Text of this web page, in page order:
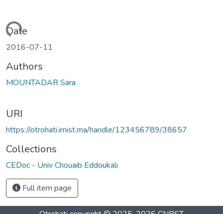
Loading...
Date
2016-07-11
Authors
MOUNTADAR Sara
URI
https://otrohati.imist.ma/handle/123456789/38657
Collections
CEDoc - Univ Chouaib Eddoukali
Full item page